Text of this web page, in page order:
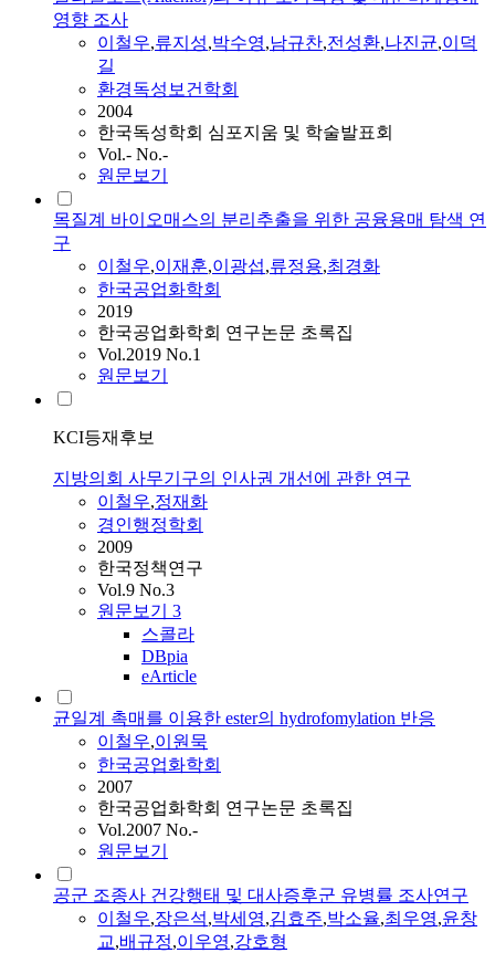
영향 조사
이철우,류지성,박수영,남규찬,전성환,나진균,이덕
길
환경독성보건학회
2004
한국독성학회 심포지움 및 학술발표회
Vol.- No.-
원문보기
목질계 바이오매스의 분리추출을 위한 공융용매 탐색 연
구
이철우,이재훈,이광섭,류정용,최경화
한국공업화학회
2019
한국공업화학회 연구논문 초록집
Vol.2019 No.1
원문보기
KCI등재후보
지방의회 사무기구의 인사권 개선에 관한 연구
이철우,정재화
경인행정학회
2009
한국정책연구
Vol.9 No.3
원문보기 3
스콜라
DBpia
eArticle
균일계 촉매를 이용한 ester의 hydrofomylation 반응
이철우,이원묵
한국공업화학회
2007
한국공업화학회 연구논문 초록집
Vol.2007 No.-
원문보기
공군 조종사 건강행태 및 대사증후군 유병률 조사연구
이철우,장은석,박세영,김효주,박소율,최우영,윤창
교,배규정,이우영,강호형